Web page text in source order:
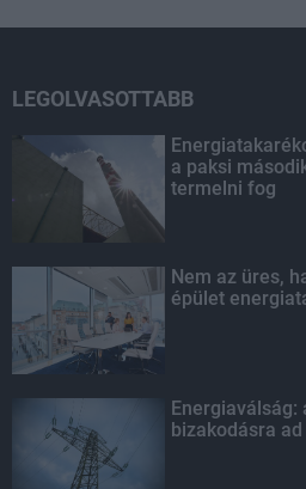
LEGOLVASOTTABB
a paksi
termelni fog
Nem az üres,
épület
bizakodásra